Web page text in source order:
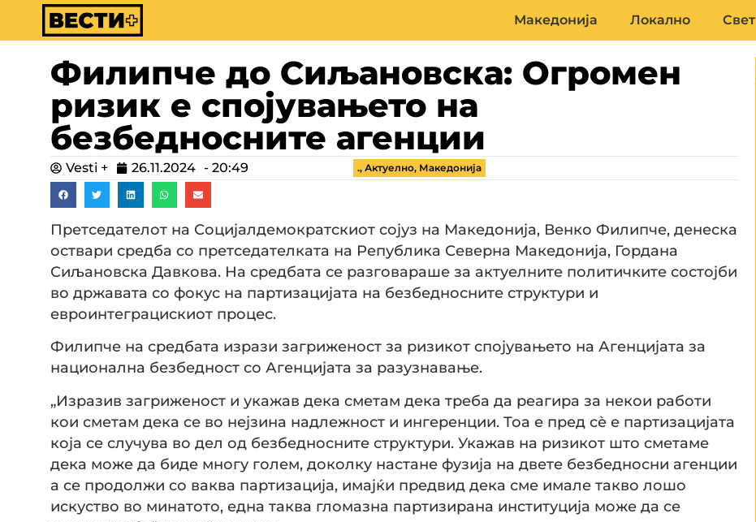
Македонија Локално Свет
Филипче до Сиљановска: Огромен
ризик е спојувањето на
безбедносните агенции
Vesti + 26.11.2024 - 20:49 ., Актуелно, Македонија
Претседателот на Социјалдемократскиот сојуз на Македонија, Венко Филипче, денеска
оствари средба со претседателката на Република Северна Македонија, Гордана
Сиљановска Давкова. На средбата се разговараше за актуелните политичките состојби
во државата со фокус на партизацијата на безбедносните структури и
евроинтеграцискиот процес.
Филипче на средбата изрази загриженост за ризикот спојувањето на Агенцијата за
национална безбедност со Агенцијата за разузнавање.
„Изразив загриженост и укажав дека сметам дека треба да реагира за некои работи
кои сметам дека се во нејзина надлежност и ингеренции. Тоа е пред сè е партизацијата
која се случува во дел од безбедносните структури. Укажав на ризикот што сметаме
дека може да биде многу голем, доколку настане фузија на двете безбедносни агенции
а се продолжи со ваква партизација, имајќи предвид дека сме имале такво лошо
искуство во минатото, една таква гломазна партизирана институција може да се